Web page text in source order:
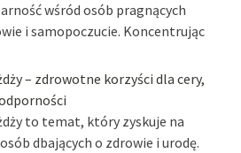
wśród osób pragnących
i samopoczucie. Koncentrując
– zdrowotne korzyści dla cery,
to temat, który zyskuje na
dbających o zdrowie i urodę.